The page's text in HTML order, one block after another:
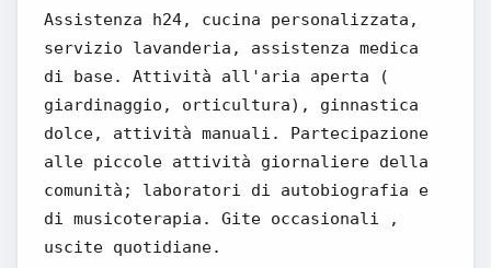
Assistenza h24, cucina personalizzata,
servizio lavanderia, assistenza medica
di base. Attività all'aria aperta (
giardinaggio, orticultura), ginnastica
dolce, attività manuali. Partecipazione
alle piccole attività giornaliere della
comunità; laboratori di autobiografia e
di musicoterapia. Gite occasionali ,
uscite quotidiane.